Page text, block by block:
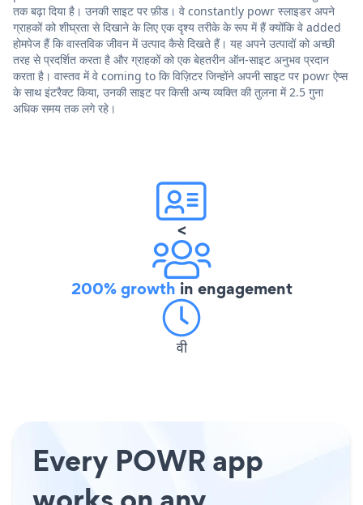
तक बढ़ा दिया है। उनकी साइट पर फ़ीड। वे constantly powr स्लाइडर अपने
ग्राहकों को शीघ्रता से दिखाने के लिए एक दृश्य तरीके के रूप में हैं क्योंकि वे added
होमपेज हैं कि वास्तविक जीवन में उत्पाद कैसे दिखते हैं। यह अपने उत्पादों को अच्छी
तरह से प्रदर्शित करता है और ग्राहकों को एक बेहतरीन ऑन-साइट अनुभव प्रदान
करता है। वास्तव में वे coming to कि विज़िटर जिन्होंने अपनी साइट पर powr ऐप्स
के साथ इंटरैक्ट किया, उनकी साइट पर किसी अन्य व्यक्ति की तुलना में 2.5 गुना
अधिक समय तक लगे रहे।
<
200% growth in engagement
वी
Every POWR app